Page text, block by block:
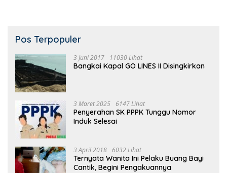
Pos Terpopuler
3 Juni 2017 11030 Lihat
Bangkai Kapal GO LINES II Disingkirkan
3 Maret 2025 6147 Lihat
Penyerahan SK PPPK Tunggu Nomor
Induk Selesai
3 April 2018 6032 Lihat
Ternyata Wanita Ini Pelaku Buang Bayi
Cantik, Begini Pengakuannya